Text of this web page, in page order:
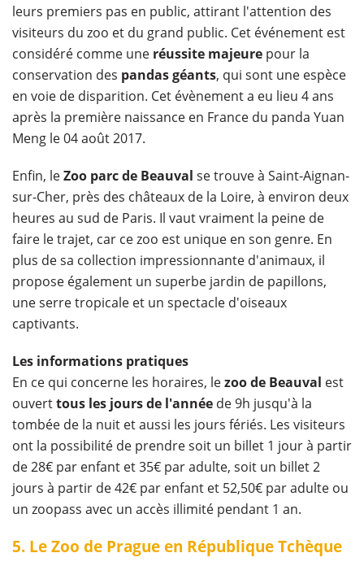
leurs premiers pas en public, attirant l'attention des
visiteurs du zoo et du grand public. Cet événement est
considéré comme une réussite majeure pour la
conservation des pandas géants, qui sont une espèce
en voie de disparition. Cet évènement a eu lieu 4 ans
après la première naissance en France du panda Yuan
Meng le 04 août 2017.
Enfin, leZoo parc de Beauval se trouve à Saint-Aignan-
sur-Cher, près des châteaux de la Loire, à environ deux
heures au sud de Paris. Il vaut vraiment la peine de
faire le trajet, car ce zoo est unique en son genre. En
plus de sa collection impressionnante d'animaux, il
propose également un superbe jardin de papillons,
une serre tropicale et un spectacle d'oiseaux
captivants.
Les informations pratiques
En ce qui concerne les horaires, lezoo de Beauval est
ouverttous les jours de l'année de 9h jusqu'à la
tombée de la nuit et aussi les jours fériés. Les visiteurs
ont la possibilité de prendre soit un billet 1 jour à partir
de 28€ par enfant et 35€ par adulte, soit un billet 2
jours à partir de 42€ par enfant et 52,50€ par adulte ou
un zoopass avec un accès illimité pendant 1 an.
5. Le Zoo de Prague en République Tchèque